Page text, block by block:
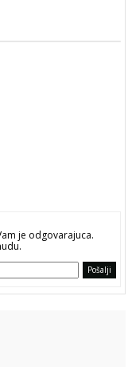
je odgovarajuca.
Pošalji